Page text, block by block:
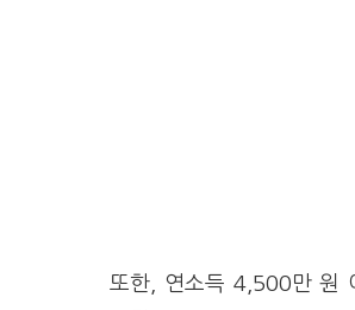
또한, 연소득 4,500만 원